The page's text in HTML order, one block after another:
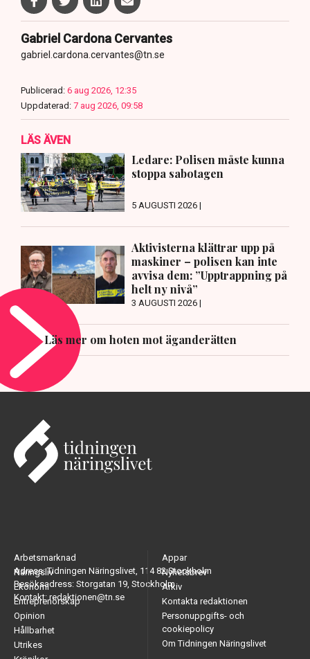
Gabriel Cardona Cervantes
gabriel.cardona.cervantes@tn.se
Publicerad: 6 aug 2026, 12:35
Uppdaterad: 7 aug 2026, 09:58
LÄS ÄVEN
Ledare: Polisen måste kunna
stoppa sabotagen
5 AUGUSTI 2026 |
Aktivisterna klättrar upp på
maskiner – polisen kan inte
avvisa dem: ”Upptrappning på
helt ny nivå”
3 AUGUSTI 2026 |
Läs mer om hoten mot äganderätten
Adress: Tidningen Näringslivet, 114 82 Stockholm
Besöksadress: Storgatan 19, Stockholm
Kontakt: redaktionen@tn.se
Arbetsmarknad
Näringsliv
Ekonomi
Entreprenörskap
Opinion
Hållbarhet
Utrikes
Appar
Nyhetsbrev
Arkiv
Kontakta redaktionen
Personuppgifts- och
cookiepolicy
Om Tidningen Näringslivet